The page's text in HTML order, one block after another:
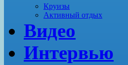
Круизы
Активный отдых
Видео
Интервью